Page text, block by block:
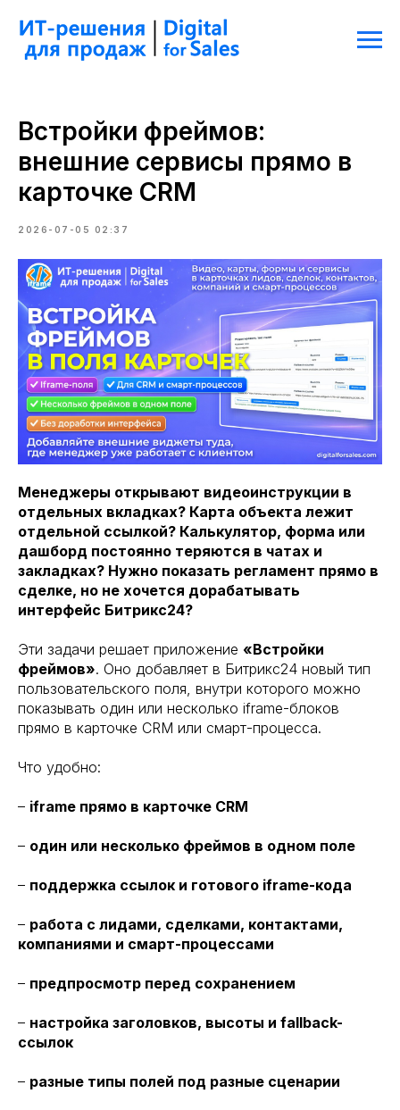
Встройки фреймов:
внешние сервисы прямо в
карточке CRM
2026-07-05 02:37
Менеджеры открывают видеоинструкции в
отдельных вкладках? Карта объекта лежит
отдельной ссылкой? Калькулятор, форма или
дашборд постоянно теряются в чатах и
закладках? Нужно показать регламент прямо в
сделке, но не хочется дорабатывать
интерфейс Битрикс24?
Эти задачи решает приложение «Встройки
фреймов». Оно добавляет в Битрикс24 новый тип
пользовательского поля, внутри которого можно
показывать один или несколько iframe-блоков
прямо в карточке CRM или смарт-процесса.
Что удобно:
– iframe прямо в карточке CRM
– один или несколько фреймов в одном поле
– поддержка ссылок и готового iframe-кода
– работа с лидами, сделками, контактами,
компаниями и смарт-процессами
– предпросмотр перед сохранением
– настройка заголовков, высоты и fallback-
ссылок
– разные типы полей под разные сценарии